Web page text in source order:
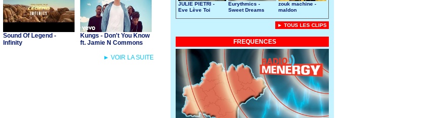
Sound Of Legend -
Infinity
Kungs - Don't You Know
ft. Jamie N Commons
► VOIR LA SUITE
JULIE PIETRI -
Eve Lève Toi
Eurythmics -
Sweet Dreams
zouk machine -
maldon
► TOUS LES CLIPS
FREQUENCES